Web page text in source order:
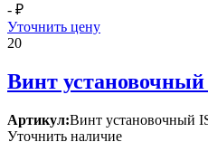
- ₽
Уточнить цену
20
Винт
Артикул:Винт установочный
Уточнить наличие